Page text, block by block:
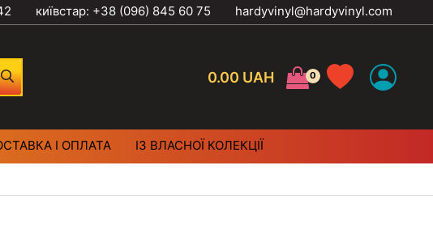
київстар: +38 (096) 845 60 75 hardyvinyl@hardyvinyl.com
0.00 UAH
І ОПЛАТА ІЗ ВЛАСНОЇ КОЛЕКЦІЇ